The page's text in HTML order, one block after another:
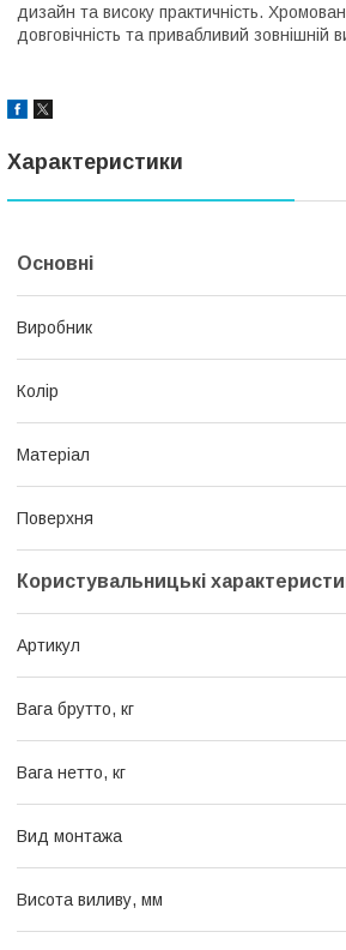
дизайн та високу практичність.
довговічність та привабливий зовнішній
Характеристики
Основні
Виробник
Колір
Матеріал
Поверхня
Користувальницькі
Артикул
Вага брутто, кг
Вага нетто, кг
Вид монтажа
Висота виливу, мм